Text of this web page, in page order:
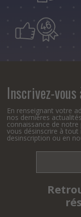
Inscrivez-
En renseignant votre
nos dernières
connaissance de notre
vous désinscrire à tout
desinscription ou en